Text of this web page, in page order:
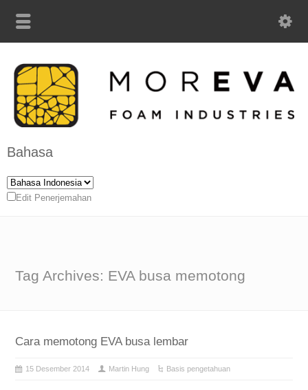
Bahasa
Edit Penerjemahan
Tag Archives: EVA busa memotong
Cara memotong EVA busa lembar
15 Desember 2014 Martin Hung Basis pengetahuan